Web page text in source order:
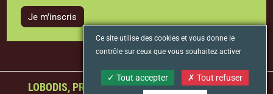
Je m'inscris
LOBODIS, PREMIER TORRÉFACTEUR FRANÇAIS À
Ce site utilise des cookies et vous donne le
contrôle sur ceux que vous souhaitez activer
Tout accepter Tout refuser